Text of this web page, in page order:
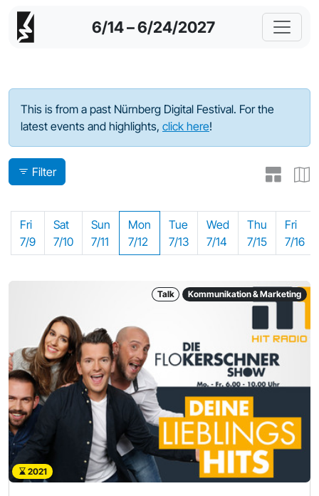
6/14 – 6/24/2027
Program - 2021
This is from a past Nürnberg Digital Festival. For the
latest events and highlights, click here!
Filter
Fri
7/9
Sat
7/10
Sun
7/11
Mon
7/12
Tue
7/13
Wed
7/14
Thu
7/15
Fri
7/16
Talk Kommunikation & Marketing
2021